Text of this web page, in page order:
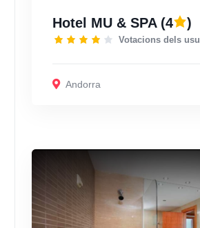
Hotel MU & SPA(4 )
Votacions dels
Andorra